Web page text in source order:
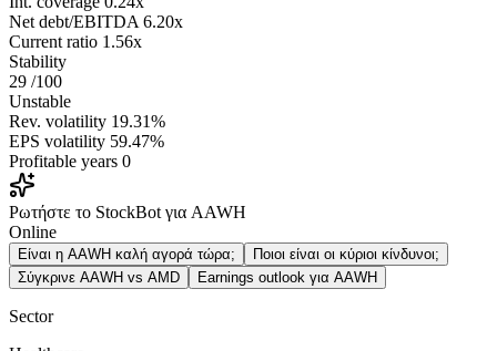
Net debt/EBITDA 6.20x
Current ratio 1.56x
Stability
29 /100
Unstable
Rev. volatility 19.31%
EPS volatility 59.47%
Profitable years 0
Ρωτήστε το StockBot για AAWH
Online
Είναι η AAWH καλή αγορά τώρα;
Ποιοι είναι οι κύριοι κίνδυνοι;
Σύγκρινε AAWH vs AMD
Earnings outlook για AAWH
Sector